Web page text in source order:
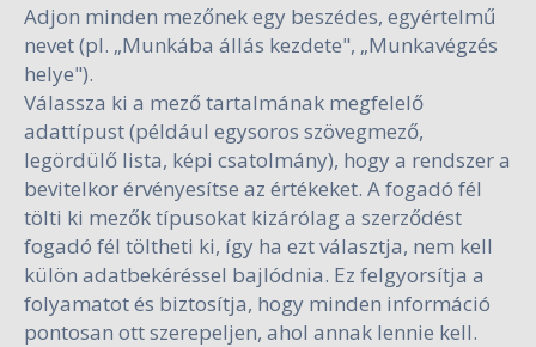
Adjon minden mezőnek egy beszédes, egyértelmű
nevet (pl. „Munkába állás kezdete", „Munkavégzés
helye").
Válassza ki a mező tartalmának megfelelő
adattípust (például egysoros szövegmező,
legördülő lista, képi csatolmány), hogy a rendszer a
bevitelkor érvényesítse az értékeket. A fogadó fél
tölti ki mezők típusokat kizárólag a szerződést
fogadó fél töltheti ki, így ha ezt választja, nem kell
külön adatbekéréssel bajlódnia. Ez felgyorsítja a
folyamatot és biztosítja, hogy minden információ
pontosan ott szerepeljen, ahol annak lennie kell.